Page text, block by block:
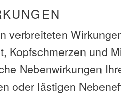
verbreiteten
Kopfschmerzen und
Nebenwirkungen
oder lästigen